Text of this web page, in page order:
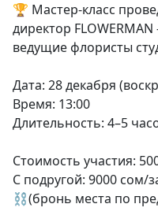
🏆 Мастер-класс
директор
ведущие флористы
Дата: 28 декабря
Время: 13:00
Длительность: 4–5
Стоимость участия:
С подругой: 9000 сом/
⛓️(бронь места по